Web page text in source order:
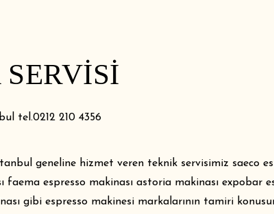
tel.0212 210 4356
geneline hizmet veren teknik servisimiz saeco
espresso makinası astoria makinası expobar
gibi espresso makinesi markalarının tamiri